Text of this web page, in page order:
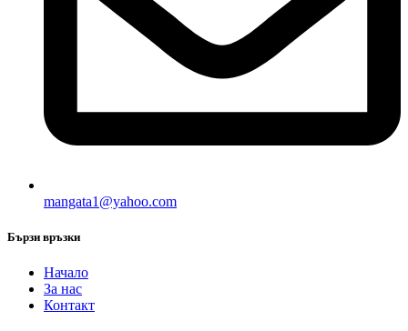
mangata1@yahoo.com
Бързи връзки
Начало
За нас
Контакт